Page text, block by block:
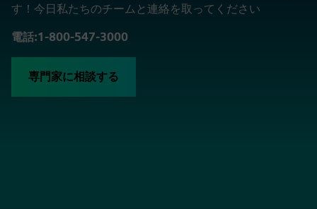
す！今日私たちのチームと連絡を取ってください
電話:1-800-547-3000
専門家に相談する